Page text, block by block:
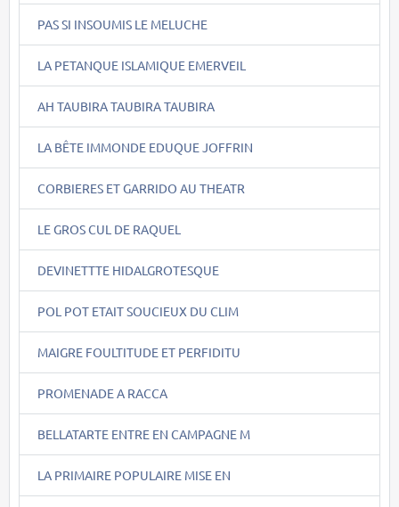
PAS SI INSOUMIS LE MELUCHE
LA PETANQUE ISLAMIQUE EMERVEIL
AH TAUBIRA TAUBIRA TAUBIRA
LA BÊTE IMMONDE EDUQUE JOFFRIN
CORBIERES ET GARRIDO AU THEATR
LE GROS CUL DE RAQUEL
DEVINETTTE HIDALGROTESQUE
POL POT ETAIT SOUCIEUX DU CLIM
MAIGRE FOULTITUDE ET PERFIDITU
PROMENADE A RACCA
BELLATARTE ENTRE EN CAMPAGNE M
LA PRIMAIRE POPULAIRE MISE EN